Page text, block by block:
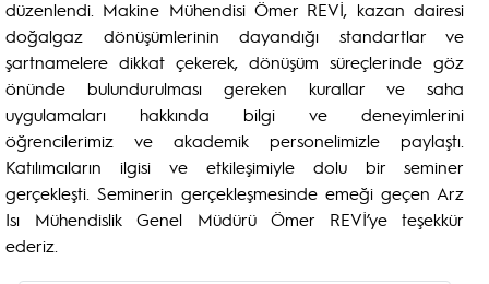
düzenlendi. Makine Mühendisi Ömer REVİ, kazan dairesi
doğalgaz dönüşümlerinin dayandığı standartlar ve
şartnamelere dikkat çekerek, dönüşüm süreçlerinde göz
önünde bulundurulması gereken kurallar ve saha
uygulamaları hakkında bilgi ve deneyimlerini
öğrencilerimiz ve akademik personelimizle paylaştı.
Katılımcıların ilgisi ve etkileşimiyle dolu bir seminer
gerçekleşti. Seminerin gerçekleşmesinde emeği geçen Arz
Isı Mühendislik Genel Müdürü Ömer REVİ’ye teşekkür
ederiz.